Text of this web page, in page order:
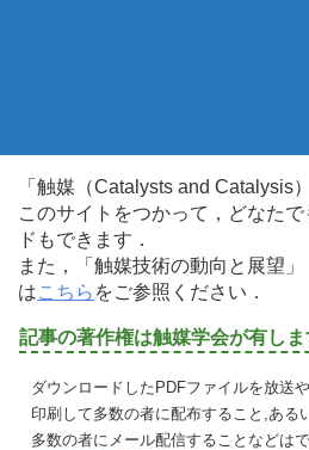
「触媒（Catalysts and
このサイトをつかって，どなた
ドもできます．
また，「触媒技術の動向と展望
はこちら をご参照ください．
記事の著作権は触媒学会が有しま
ダウンロードしたPDFファイルを放送
印刷して多数の者に配布すること,ある
多数の者にメール配信することなどは